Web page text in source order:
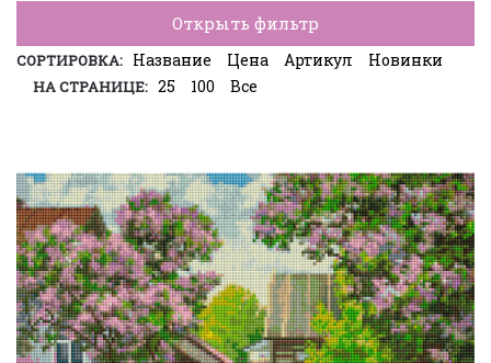
Открыть фильтр
СОРТИРОВКА: Название Цена Артикул Новинки
НА СТРАНИЦЕ: 25 100 Все